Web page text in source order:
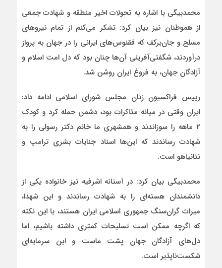
محمدبیگی با اشاره به تحولات اخیر منطقه و شهادت جمعی
از هموطنان نیز بیان کرد: تشکر می‌کنم از تمام نیروهای
مسلح و جان‌برکف که ققنوس‌های ایرانی را در جهان به پرواز
درآوردند، شگفتی‌آفرینی آن‌ها چنان بود که دل امت اسلام و
آزادگان جهان، به فروغ ایران روشن شد.
رییس فراکسیون زنان مجلس شورای اسلامی ادامه داد:
ایران وقتی در میانه مذاکرات بود، دشمن حمله کرد و کودک
۲ ماهه را سوزاندند و همشهری‌ ما خانم دکتر رسولی را به
شهادت رساندند که این‌ها اسناد جنایات بشری ترامپ و
نتانیاهو است.
محمدبیگی بیان کرد: در آستانه اشرفیه نیز خانواده یکی از
دانشمندان هسته‌ای را به شهادت رساندند و این شهدا،
میراث گران‌سنگ جمهوری اسلامی ایران هستند، با این نکته
که اگرچه ممکن است تسلیحات کمتری داشته باشیم، اما
دل‌های آزادگان جهان پشت ماست و این سرمایه‌ای
شکست‌ناپذیر است.